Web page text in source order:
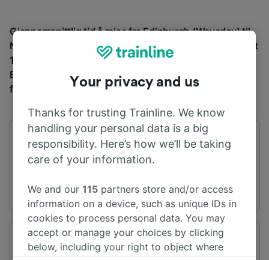
Gjennomsnittlig tid å reise fra Edinburgh (Waverley) til
Newcastle med tog er 1 t 56m, over en avstand på rundt
148 km. Det er normalt 92 tog per dag som reiser fra
Edinburgh (Waverley) til Newcastle, og billetter starter
fra kr 103,76.
Første avgang
Siste avgang
Vertrekstation
Edinburgh (Waverley)
Aankomststation
Newcastle
Your privacy and us
Thanks for trusting Trainline. We know
handling your personal data is a big
responsibility. Here’s how we’ll be taking
care of your information.
We and our115 partners store and/or access
information on a device, such as unique IDs in
cookies to process personal data. You may
accept or manage your choices by clicking
below, including your right to object where